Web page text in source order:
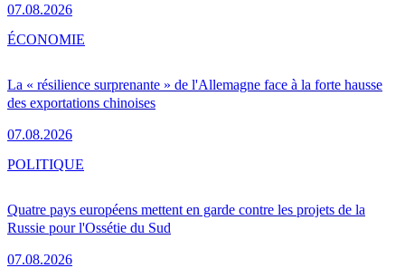
07.08.2026
La « résilience surprenante » de l'Allemagne face à la forte hausse
des exportations chinoises
07.08.2026
ÉCONOMIE
Quatre pays européens mettent en garde contre les projets de la
Russie pour l'Ossétie du Sud
07.08.2026
POLITIQUE